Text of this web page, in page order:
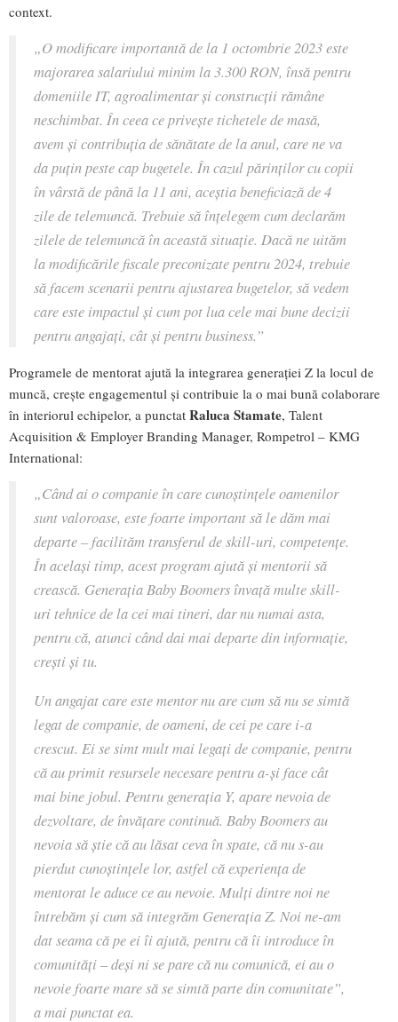
context.
„O modificare importantă de la 1 octombrie 2023 este
majorarea salariului minim la 3.300 RON, însă pentru
domeniile IT, agroalimentar și construcții rămâne
neschimbat. În ceea ce privește tichetele de masă,
avem și contribuția de sănătate de la anul, care ne va
da puțin peste cap bugetele. În cazul părinților cu copii
în vârstă de până la 11 ani, aceștia beneficiază de 4
zile de telemuncă. Trebuie să înțelegem cum declarăm
zilele de telemuncă în această situație. Dacă ne uităm
la modificările fiscale preconizate pentru 2024, trebuie
să facem scenarii pentru ajustarea bugetelor, să vedem
care este impactul și cum pot lua cele mai bune decizii
pentru angajați, cât și pentru business.”
Programele de mentorat ajută la integrarea generației Z la locul de
muncă, crește engagementul și contribuie la o mai bună colaborare
în interiorul echipelor, a punctat Raluca Stamate, Talent
Acquisition & Employer Branding Manager, Rompetrol – KMG
International:
„Când ai o companie în care cunoștințele oamenilor
sunt valoroase, este foarte important să le dăm mai
departe – facilităm transferul de skill-uri, competențe.
În același timp, acest program ajută și mentorii să
crească. Generația Baby Boomers învață multe skill-
uri tehnice de la cei mai tineri, dar nu numai asta,
pentru că, atunci când dai mai departe din informație,
crești și tu.
Un angajat care este mentor nu are cum să nu se simtă
legat de companie, de oameni, de cei pe care i-a
crescut. Ei se simt mult mai legați de companie, pentru
că au primit resursele necesare pentru a-și face cât
mai bine jobul. Pentru generația Y, apare nevoia de
dezvoltare, de învățare continuă. Baby Boomers au
nevoia să știe că au lăsat ceva în spate, că nu s-au
pierdut cunoștințele lor, astfel că experiența de
mentorat le aduce ce au nevoie. Mulți dintre noi ne
întrebăm și cum să integrăm Generația Z. Noi ne-am
dat seama că pe ei îi ajută, pentru că îi introduce în
comunități – deși ni se pare că nu comunică, ei au o
nevoie foarte mare să se simtă parte din comunitate”,
a mai punctat ea.